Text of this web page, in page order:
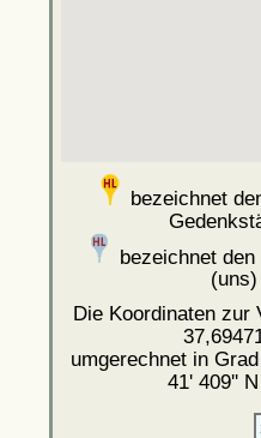
bezeichnet
bezeichnet
Die Koordinaten zur
umgerechnet in
41' 409''